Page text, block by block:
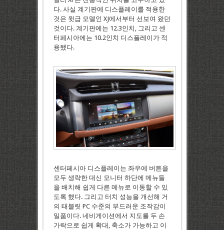
다. 사실 계기판에 디스플레이를 적용한
것은 윗급 모델인 XJ에서부터 선보여 왔던
것이다. 계기판에는 12.3인치, 그리고 센
터페시아에는 10.2인치 디스플레이가 적
용됐다.
센터페시아 디스플레이는 좌우에 버튼을
모두 생략한 대신 모니터 하단에 메뉴들
을 배치해 쉽게 다른 메뉴로 이동할 수 있
도록 했다. 그리고 터치 성능을 개선해 거
의 태블릿 PC 수준의 부드러운 조작감이
일품이다. 네비게이션에서 지도를 두 손
가락으로 쉽게 확대, 축소가 가능하고 이